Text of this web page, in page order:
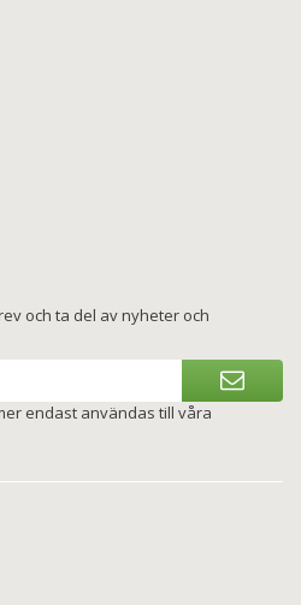
och ta del av nyheter och
endast användas till våra